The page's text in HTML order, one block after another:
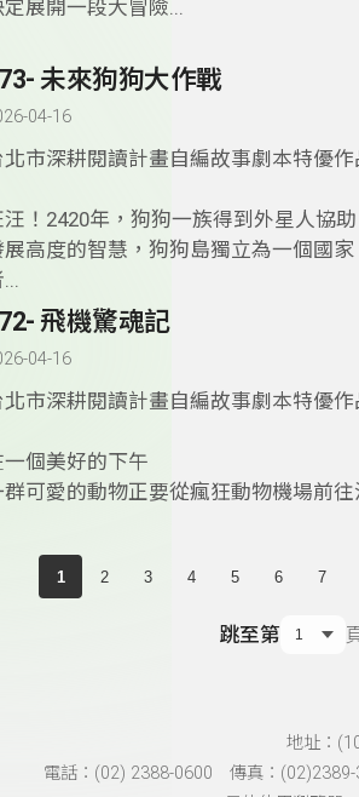
定展開一段大冒險...
未來狗狗大作戰
04-16
北市深耕閱讀計畫自編故事劇本特優
汪！2420年，狗狗一族得到外星人協助
展高度的智慧，狗狗島獨立為一個國
飛機驚魂記
04-16
北市深耕閱讀計畫自編故事劇本特優
一個美好的下午
群可愛的動物正要從瘋狂動物機場前往
1 2 3 4 5 6 7
跳至第
地址：
電話：(02) 2388-0600 傳真：